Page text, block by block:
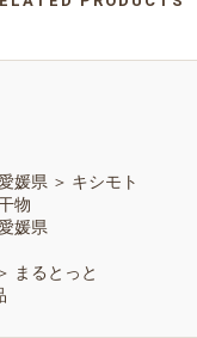
媛県 ＞ キシモト
物
媛県
まるとっと